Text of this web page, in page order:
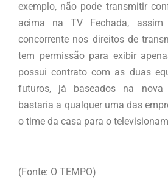
exemplo, não pode transmitir
acima na TV Fechada,
concorrente nos direitos de
tem permissão para exibir
possui contrato com as duas
futuros, já baseados na nova
bastaria a qualquer uma das
o time da casa para o
(Fonte: O TEMPO)